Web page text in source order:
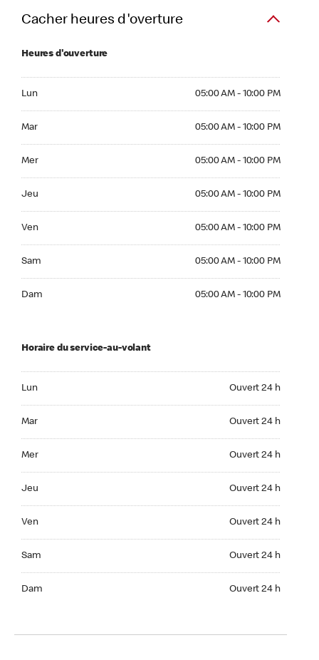
Cacher heures d'overture
Heures d'ouverture
Lun 05:00 AM - 10:00 PM
Mar 05:00 AM - 10:00 PM
Mer 05:00 AM - 10:00 PM
Jeu 05:00 AM - 10:00 PM
Ven 05:00 AM - 10:00 PM
Sam 05:00 AM - 10:00 PM
Dam 05:00 AM - 10:00 PM
Horaire du service-au-volant
Lun Ouvert 24 h
Mar Ouvert 24 h
Mer Ouvert 24 h
Jeu Ouvert 24 h
Ven Ouvert 24 h
Sam Ouvert 24 h
Dam Ouvert 24 h